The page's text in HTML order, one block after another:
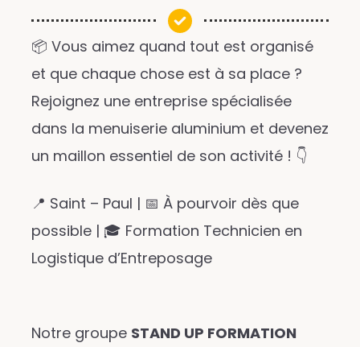
📦 Vous aimez quand tout est organisé
et que chaque chose est à sa place ?
Rejoignez une entreprise spécialisée
dans la menuiserie aluminium et devenez
un maillon essentiel de son activité ! 👇
📍 Saint – Paul | 📅 À pourvoir dès que
possible | 🎓 Formation Technicien en
Logistique d’Entreposage
Notre groupe STAND UP FORMATION